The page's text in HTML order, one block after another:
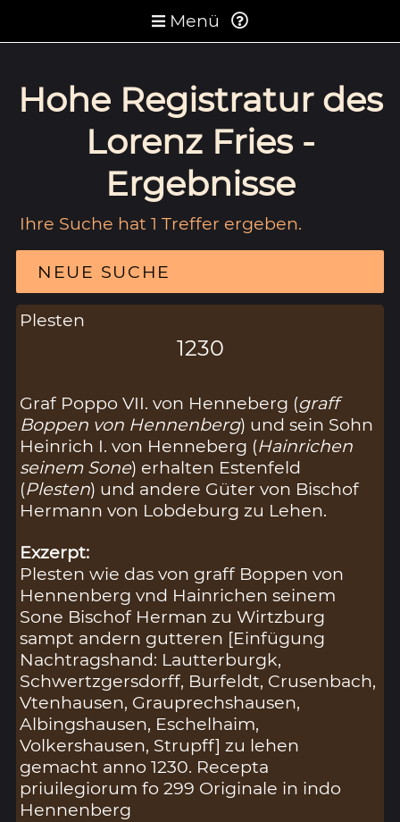
Menü
Hohe Registratur des
Lorenz Fries -
Ergebnisse
Ihre Suche hat 1 Treffer ergeben.
NEUE SUCHE
Plesten
1230
Graf Poppo VII. von Henneberg (graff
Boppen von Hennenberg) und sein Sohn
Heinrich I. von Henneberg (Hainrichen
seinem Sone) erhalten Estenfeld
(Plesten) und andere Güter von Bischof
Hermann von Lobdeburg zu Lehen.
Exzerpt:
Plesten wie das von graff Boppen von
Hennenberg vnd Hainrichen seinem
Sone Bischof Herman zu Wirtzburg
sampt andern gutteren [Einfügung
Nachtragshand: Lautterburgk,
Schwertzgersdorff, Burfeldt, Crusenbach,
Vtenhausen, Grauprechshausen,
Albingshausen, Eschelhaim,
Volkershausen, Strupff] zu lehen
gemacht anno 1230. Recepta
priuilegiorum fo 299 Originale in indo
Hennenberg